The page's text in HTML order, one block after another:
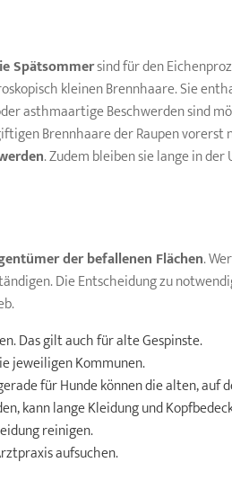
Spätsommersind für den
kleinen Brennhaare. Sie
asthmaartige Beschwerden sind
Brennhaare der Raupen
. Zudem bleiben sie lange in
der befallenen Flächen.
Die Entscheidung zu
Das gilt auch für alte Gespinste.
jeweiligen Kommunen.
für Hunde können die alten, auf
kann lange Kleidung und
reinigen.
aufsuchen.